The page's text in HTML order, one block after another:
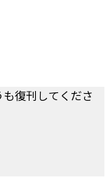
復刊してくださ